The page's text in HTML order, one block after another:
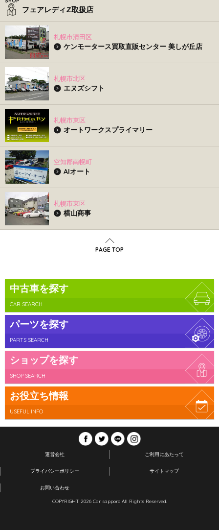
フェアレディZ取扱店
札幌市清田区
ケンモータース買取直販センター 美しが丘店
札幌市北区
エヌズシフト
札幌市東区
オートワークスプライマリー
空知郡南幌町
AIオート
札幌市東区
横山商事
PAGE TOP
中古車を探す
CAR SEARCH
パーツを探す
PARTS SEARCH
ショップを探す
SHOP SEARCH
お役立ち情報
USEFUL INFO
運営会社 ご利用にあたって
プライバシーポリシー サイトマップ
お問い合わせ
COPYRIGHT 2026 Car sapporo All Rights Reserved.